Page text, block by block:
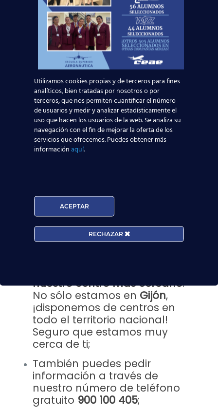
Un sistema deenseñanza
teórico-práctico
impartido por
los mejoresprofesionales del
sector aeronáutico;
Prácticas en piscina y primeros
auxilios;
Simulador completo de avión;
Un exclusivo curso deInglés
Aeronáutico;
¡Confía en nuestra experiencia,
alumnos ya están trabajando
y como recompensa podrás formar parte de una
de lasprofesiones más prestigiosasdel sector.
nuestro centro más cercano.
No sólo estamos en Gijón,
¡disponemos de centros en
todo el territorio nacional!
Seguro que estamos muy
cerca de ti;
También puedes pedir
información a través de
nuestro número de teléfono
gratuito 900 100 405;
Utilizamos cookies propias y de terceros para fines
analíticos, bien tratadas por nosotros o por
terceros, que nos permiten cuantificar el número
de usuarios y medir y analizar estadísticamente el
uso que hacen los usuarios de la web. Se analiza su
navegación con el fin de mejorar la oferta de los
servicios que ofrecemos. Puedes obtener más
informaciónaquí.
ACEPTAR
RECHAZAR